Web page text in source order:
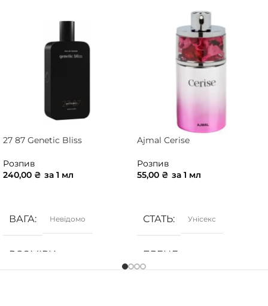
27 87 Genetic Bliss
Розпив
240,00 ₴ за 1 мл
ВАГА Невідомо
РОЗМІРИ
Ajmal Cerise
Розпив
55,00 ₴ за 1 мл
СТАТЬ Унісекс
БРЕНД